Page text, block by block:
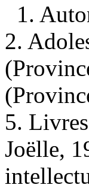
1.
2.
5.
Joëlle,